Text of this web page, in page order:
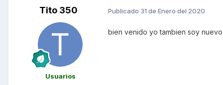
Tito 350
Usuarios
Publicado 31 de Enero del 2020
bien venido yo tambien soy nuevo